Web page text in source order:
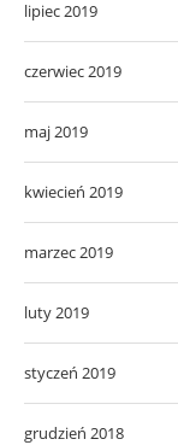
lipiec 2019
czerwiec 2019
maj 2019
kwiecień 2019
marzec 2019
luty 2019
styczeń 2019
grudzień 2018